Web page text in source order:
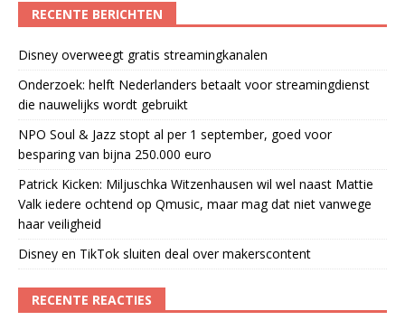
RECENTE BERICHTEN
Disney overweegt gratis streamingkanalen
Onderzoek: helft Nederlanders betaalt voor streamingdienst
die nauwelijks wordt gebruikt
NPO Soul & Jazz stopt al per 1 september, goed voor
besparing van bijna 250.000 euro
Patrick Kicken: Miljuschka Witzenhausen wil wel naast Mattie
Valk iedere ochtend op Qmusic, maar mag dat niet vanwege
haar veiligheid
Disney en TikTok sluiten deal over makerscontent
RECENTE REACTIES